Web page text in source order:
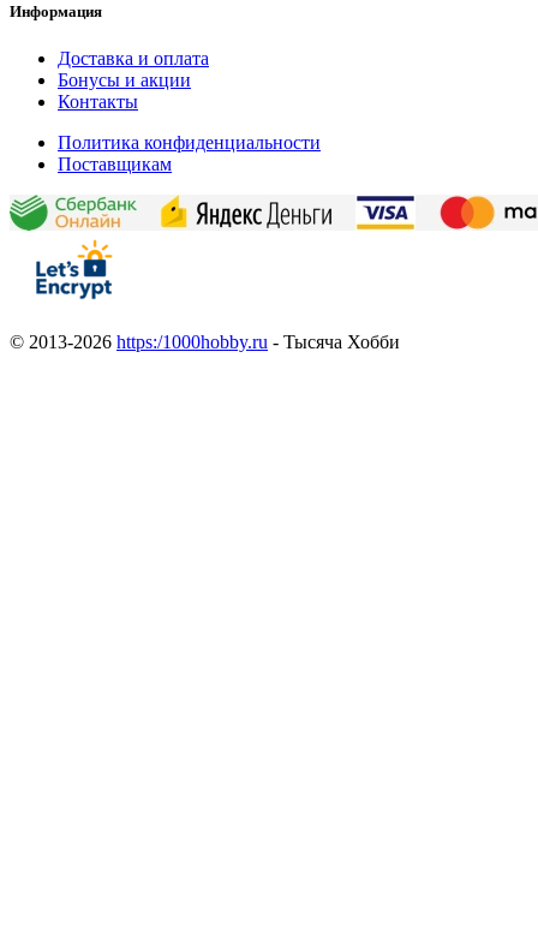
Информация
Доставка и оплата
Бонусы и акции
Контакты
Политика конфиденциальности
Поставщикам
© 2013-2026 https:/1000hobby.ru - Тысяча Хобби